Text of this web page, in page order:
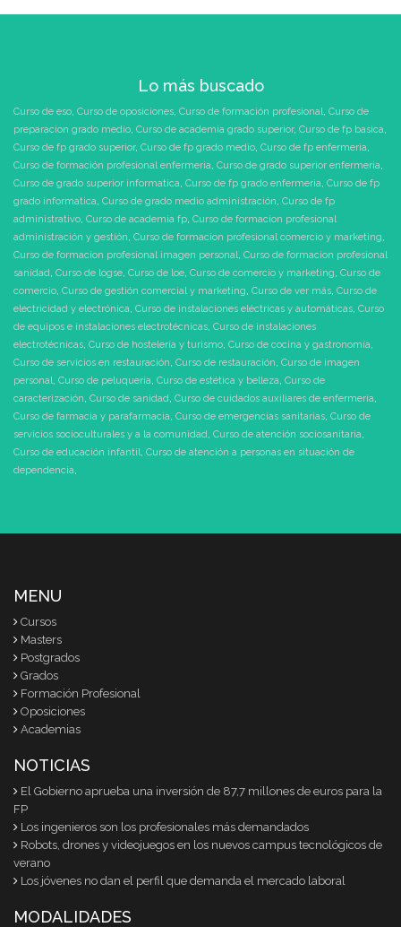
Lo más buscado
Curso de eso, Curso de oposiciones, Curso de formación profesional, Curso de
preparacion grado medio, Curso de academia grado superior, Curso de fp basica,
Curso de fp grado superior, Curso de fp grado medio, Curso de fp enfermeria,
Curso de formación profesional enfermeria, Curso de grado superior enfermeria,
Curso de grado superior informatica, Curso de fp grado enfermeria, Curso de fp
grado informatica, Curso de grado medio administración, Curso de fp
administrativo, Curso de academia fp, Curso de formacion profesional
administración y gestión, Curso de formacion profesional comercio y marketing,
Curso de formacion profesional imagen personal, Curso de formacion profesional
sanidad, Curso de logse, Curso de loe, Curso de comercio y marketing, Curso de
comercio, Curso de gestión comercial y marketing, Curso de ver más, Curso de
electricidad y electrónica, Curso de instalaciones eléctricas y automáticas, Curso
de equipos e instalaciones electrotécnicas, Curso de instalaciones
electrotécnicas, Curso de hostelería y turismo, Curso de cocina y gastronomía,
Curso de servicios en restauración, Curso de restauración, Curso de imagen
personal, Curso de peluquería, Curso de estética y belleza, Curso de
caracterización, Curso de sanidad, Curso de cuidados auxiliares de enfermería,
Curso de farmacia y parafarmacia, Curso de emergencias sanitarias, Curso de
servicios socioculturales y a la comunidad, Curso de atención sociosanitaria,
Curso de educación infantil, Curso de atención a personas en situación de
dependencia,
MENU
Cursos
Masters
Postgrados
Grados
Formación Profesional
Oposiciones
Academias
NOTICIAS
El Gobierno aprueba una inversión de 87,7 millones de euros para la
FP
Los ingenieros son los profesionales más demandados
Robots, drones y videojuegos en los nuevos campus tecnológicos de
verano
Los jóvenes no dan el perfil que demanda el mercado laboral
MODALIDADES